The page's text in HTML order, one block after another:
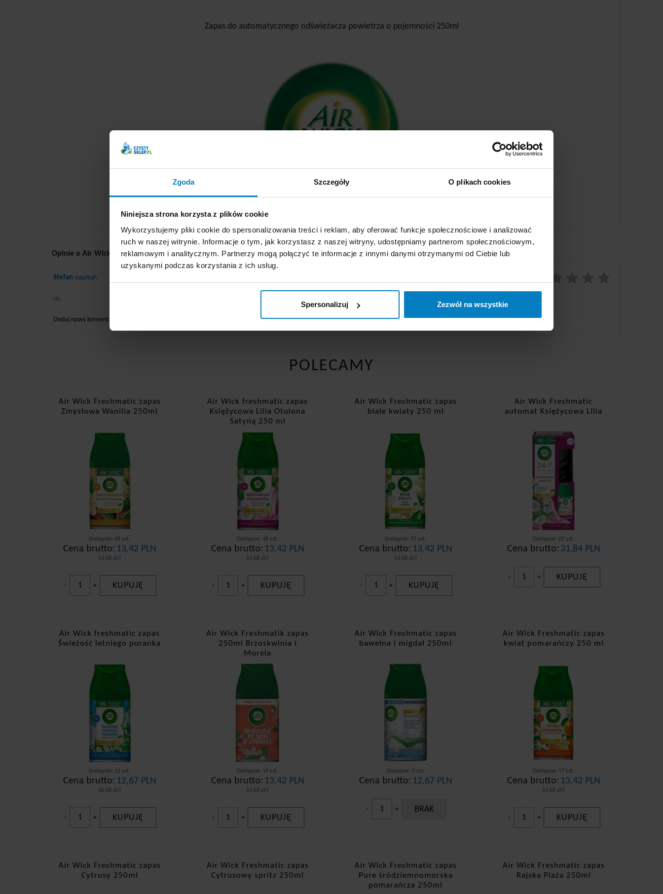
Zgoda Szczegóły O plikach cookies
Niniejsza strona korzysta z plików cookie
Wykorzystujemy pliki cookie do spersonalizowania treści i reklam, aby oferować funkcje społecznościowe i analizować
ruch w naszej witrynie. Informacje o tym, jak korzystasz z naszej witryny, udostępniamy partnerom społecznościowym,
reklamowym i analitycznym. Partnerzy mogą połączyć te informacje z innymi danymi otrzymanymi od Ciebie lub
uzyskanymi podczas korzystania z ich usług.
Spersonalizuj Zezwól na wszystkie
Zapas do automatycznego odświeżacza powietrza o pojemności 250ml
Opinie o Air Wick Freshmatic zapas magnolia i kwiat wiśni 250 ml
Stefan napisał:
ok,
Dodaj nowy komentarz
POLECAMY
Air Wick Freshmatic zapas
Zmysłowa Wanilia 250ml
Dostępne: 68 szt.
Cena brutto: 13,42 PLN
53,68 zł/l
- + KUPUJĘ
Air Wick freshmatic zapas
Księżycowa Lilia Otulona
Satyną 250 ml
Dostępne: 46 szt.
Cena brutto: 13,42 PLN
53,68 zł/l
- + KUPUJĘ
Air Wick Freshmatic zapas
białe kwiaty 250 ml
Dostępne: 93 szt.
Cena brutto: 13,42 PLN
53,68 zł/l
- + KUPUJĘ
Air Wick Freshmatic
automat Księżycowa Lilia
Dostępne: 22 szt.
Cena brutto: 31,84 PLN
- + KUPUJĘ
Air Wick freshmatic zapas
Świeżość letniego poranka
Dostępne: 12 szt.
Cena brutto: 12,67 PLN
50,68 zł/l
- + KUPUJĘ
Air Wick Freshmatik zapas
250ml Brzoskwinia i
Morela
Dostępne: 16 szt.
Cena brutto: 13,42 PLN
53,68 zł/l
- + KUPUJĘ
Air Wick Freshmatic zapas
bawełna i migdał 250ml
Dostępne: 0 szt.
Cena brutto: 12,67 PLN
- + BRAK
Air Wick Freshmatic zapas
kwiat pomarańczy 250 ml
Dostępne: 17 szt.
Cena brutto: 13,42 PLN
53,68 zł/l
- + KUPUJĘ
Air Wick Freshmatic zapas
Cytrusy 250ml
Air Wick Freshmatic zapas
Cytrusowy spritz 250ml
Air Wick Freshmatic zapas
Pure śródziemnomorska
pomarańcza 250ml
Air Wick Freshmatic zapas
Rajska Plaża 250ml